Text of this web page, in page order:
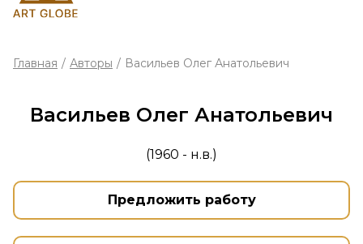
Главная / Авторы / Васильев Олег Анатольевич
Васильев Олег Анатольевич
(1960 - н.в.)
Предложить работу